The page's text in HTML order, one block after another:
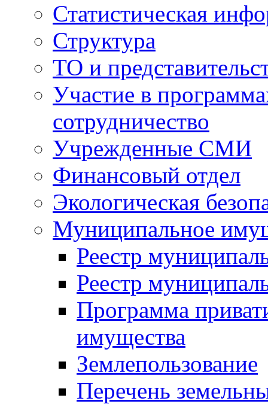
Статистическая
Структура
ТО и
Участие в
сотрудничество
Учрежденные СМИ
Финансовый отдел
Экологическая
Муниципальное
Реестр
Реестр
Программа
имущества
Землепользование
Перечень